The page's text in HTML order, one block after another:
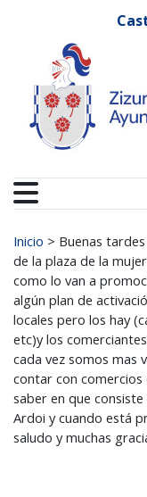
Buscar:
Inicio > Buenas
de la plaza de la
como lo van a
algún plan de
locales pero los hay
etc)y los
cada vez somos mas
contar con comercios
saber en que
Ardoi y cuando está
saludo y muchas